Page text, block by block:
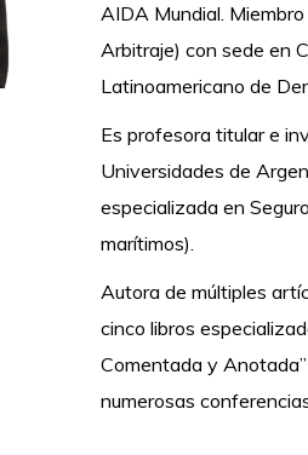
AIDA Mundial.
Arbitraje) con sede en
Latinoamericano de
Es profesora titular e
Universidades de
especializada en
marítimos).
Autora de múltiples
cinco libros
Comentada y
numerosas